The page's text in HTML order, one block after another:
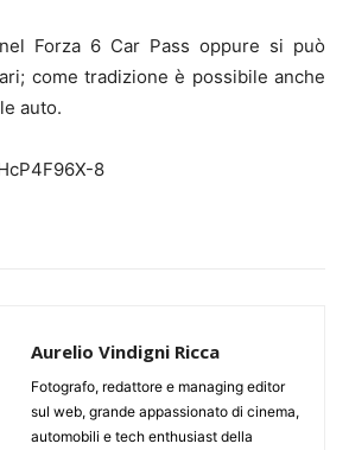
Forza 6 Car Pass oppure si può
come tradizione è possibile anche
auto.
8
Aurelio Vindigni Ricca
Fotografo, redattore e managing editor
sul web, grande appassionato di cinema,
automobili e tech enthusiast della